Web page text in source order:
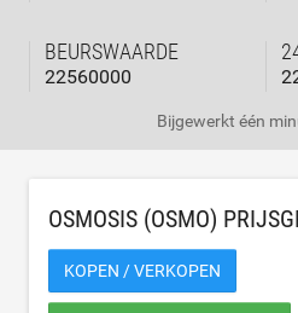
BEURSWAARDE
22560000
Bijgewerkt één
OSMOSIS (OSMO)
KOPEN / VERKOPEN